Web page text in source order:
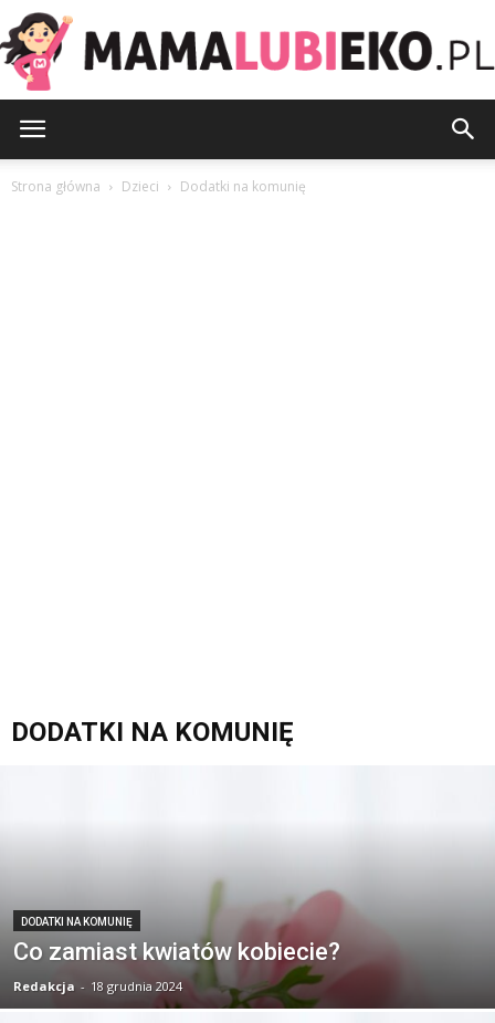
Strona główna Dzieci Dodatki na komunię
DODATKI NA KOMUNIĘ
DODATKI NA KOMUNIĘ
Co zamiast kwiatów kobiecie?
Redakcja - 18 grudnia 2024